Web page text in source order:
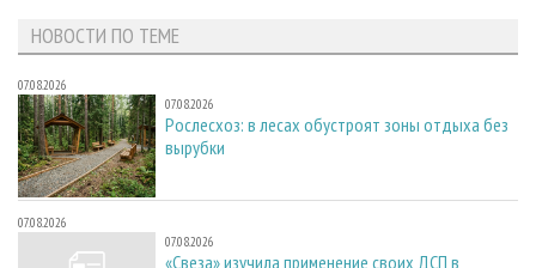
НОВОСТИ ПО ТЕМЕ
07.08.2026
07.08.2026
Рослесхоз: в лесах обустроят зоны отдыха без
вырубки
07.08.2026
07.08.2026
«Свеза» изучила применение своих ДСП в